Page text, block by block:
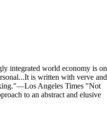
integrated world economy is on
is written with verve and
Angeles Times "Not
to an abstract and elusive